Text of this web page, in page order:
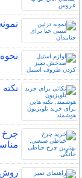
چرخ
روش